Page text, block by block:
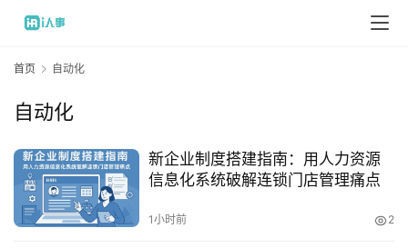
首页 自动化
自动化
新企业制度搭建指南：用人力资源
信息化系统破解连锁门店管理痛点
1小时前 2